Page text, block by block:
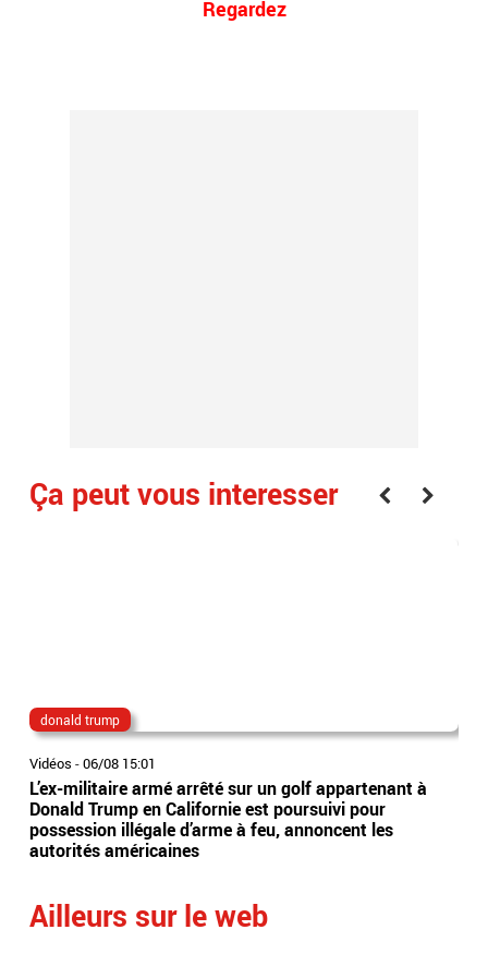
Regardez
Ça peut vous interesser
donald trump
Vidéos -06/08 15:01
L’ex-militaire armé arrêté sur un golf appartenant à
Donald Trump en Californie est poursuivi pour
possession illégale d’arme à feu, annoncent les
autorités américaines
Ailleurs sur le web